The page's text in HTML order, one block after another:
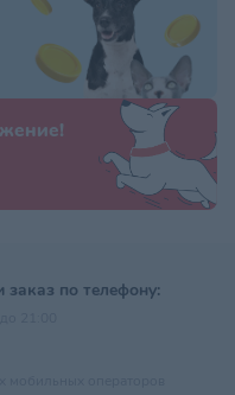
по телефону: